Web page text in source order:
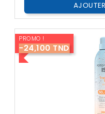
PROMO !
-24,100 TND